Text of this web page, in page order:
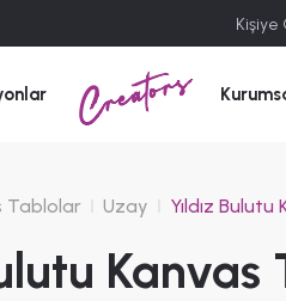
Kişiye
Creators
Tablolar Uzay Yıldız
Kanvas